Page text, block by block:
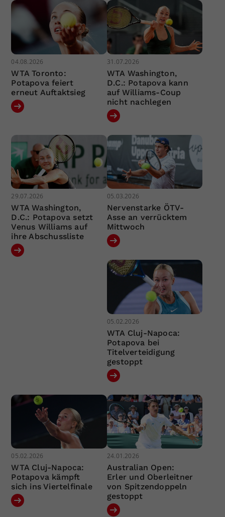
04.08.2026
WTA Toronto:
Potapova feiert
erneut Auftaktsieg
31.07.2026
WTA Washington,
D.C.: Potapova kann
auf Williams-Coup
nicht nachlegen
29.07.2026
WTA Washington,
D.C.: Potapova setzt
Venus Williams auf
ihre Abschussliste
05.03.2026
Nervenstarke ÖTV-
Asse an verrücktem
Mittwoch
05.02.2026
WTA Cluj-Napoca:
Potapova bei
Titelverteidigung
gestoppt
05.02.2026
WTA Cluj-Napoca:
Potapova kämpft
sich ins Viertelfinale
24.01.2026
Australian Open:
Erler und Oberleitner
von Spitzendoppeln
gestoppt